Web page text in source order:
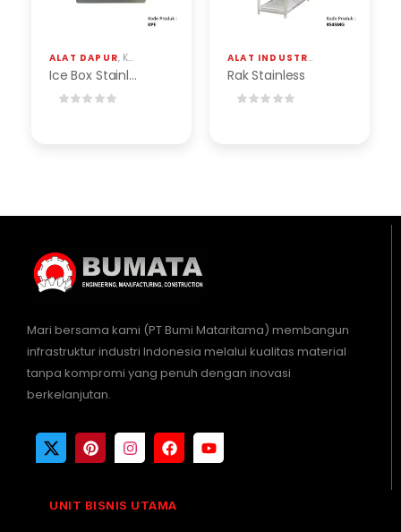
ALAT DAPUR, KOTAK PENYIMPANAN ES / ICE BOX STAINLESS
Ice Box Stainless
ALAT INDUSTRI,
Rak Stainless
Mari bersama kami (PT Bumi Mataritama) membangun
infrastruktur industri Indonesia melalui kualitas material
tanpa kompromi yang penuh dengan inovasi
berkelanjutan.
UNIT BISNIS UTAMA